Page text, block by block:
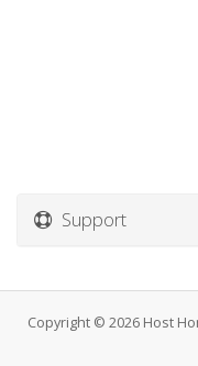
Support
Copyright © 2026 Host